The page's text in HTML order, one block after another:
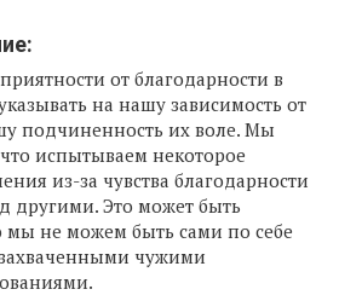
от благодарности в
на нашу зависимость от
подчиненность их воле. Мы
испытываем некоторое
из-за чувства благодарности
другими. Это может быть
мы не можем быть сами по себе
чужими